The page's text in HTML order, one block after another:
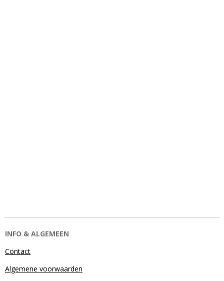
INFO & ALGEMEEN
Contact
Algemene voorwaarden